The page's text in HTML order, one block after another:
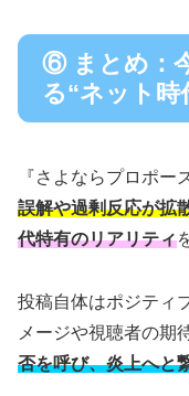
⑥ まとめ：
る“ネット
『さよならプロポー
誤解や過剰反応が拡
代特有のリアリティ
投稿自体はポジティ
メージや視聴者の期
否を呼び、炎上へと